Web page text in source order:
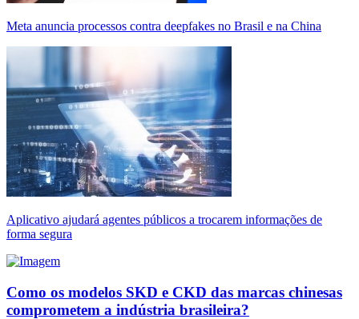
Meta anuncia processos contra deepfakes no Brasil e na China
Aplicativo ajudará agentes públicos a trocarem informações de
forma segura
Como os modelos SKD e CKD das marcas chinesas
comprometem a indústria brasileira?